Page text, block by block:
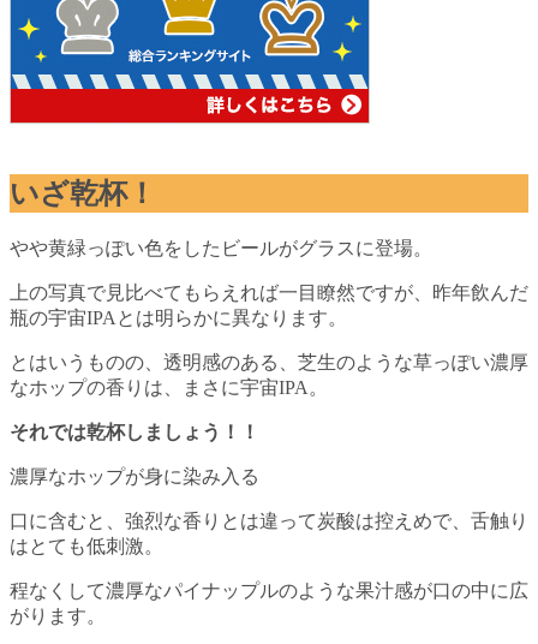
いざ乾杯！
やや黄緑っぽい色をしたビールがグラスに登場。
上の写真で見比べてもらえれば一目瞭然ですが、昨年飲んだ
瓶の宇宙IPAとは明らかに異なります。
とはいうものの、透明感のある、芝生のような草っぽい濃厚
なホップの香りは、まさに宇宙IPA。
それでは乾杯しましょう！！
濃厚なホップが身に染み入る
口に含むと、強烈な香りとは違って炭酸は控えめで、舌触り
はとても低刺激。
程なくして濃厚なパイナップルのような果汁感が口の中に広
がります。